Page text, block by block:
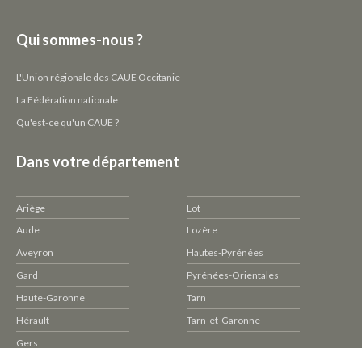
Qui sommes-nous ?
L'Union régionale des CAUE Occitanie
La Fédération nationale
Qu'est-ce qu'un CAUE ?
Dans votre département
Ariège
Aude
Aveyron
Gard
Haute-Garonne
Hérault
Gers
Lot
Lozère
Hautes-Pyrénées
Pyrénées-Orientales
Tarn
Tarn-et-Garonne